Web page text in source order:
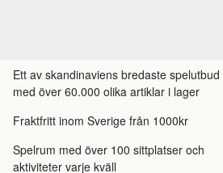
Ett av skandinaviens bredaste spelutbud
med över 60.000 olika artiklar i lager
Fraktfritt inom Sverige från 1000kr
Spelrum med över 100 sittplatser och
aktiviteter varje kväll